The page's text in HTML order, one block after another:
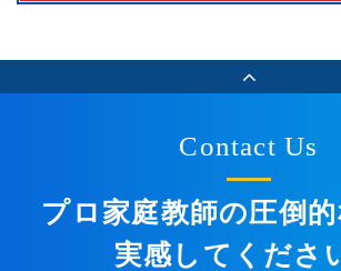
Contact Us
プロ家庭教師の圧倒
実感してくださ